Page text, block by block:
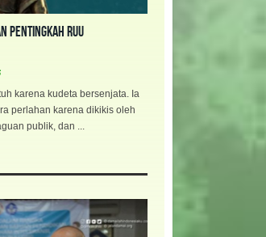
Pentingkah RUU
karena kudeta bersenjata. Ia
perlahan karena dikikis oleh
publik, dan ...